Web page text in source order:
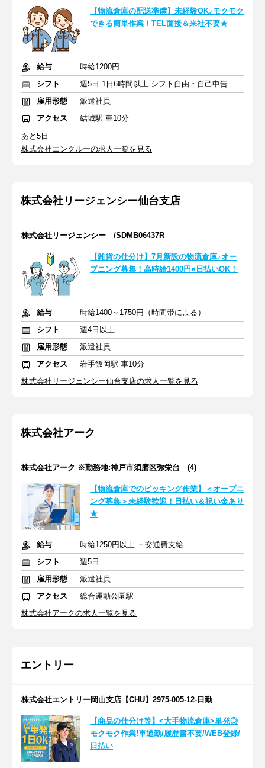
【物流倉庫の配送準備】未経験OK♪モクモク
できる簡単作業！TEL面接＆来社不要★
給与
時給1200円
シフト
週5日 1日6時間以上 シフト自由・自己申告
雇用形態
派遣社員
アクセス
結城駅 車10分
あと5日
株式会社エンクルーの求人一覧を見る
株式会社リージェンシー仙台支店
株式会社リージェンシー /SDMB06437R
【雑貨の仕分け】7月新設の物流倉庫♪オー
プニング募集！高時給1400円×日払いOK！
給与
時給1400～1750円（時間帯による）
シフト
週4日以上
雇用形態
派遣社員
アクセス
岩手飯岡駅 車10分
株式会社リージェンシー仙台支店の求人一覧を見る
株式会社アーク
株式会社アーク ※勤務地:神戸市須磨区弥栄台 (4)
【物流倉庫でのピッキング作業】＜オープニ
ング募集＞未経験歓迎！日払い＆祝い金あり
★
給与
時給1250円以上 ＋交通費支給
シフト
週5日
雇用形態
派遣社員
アクセス
総合運動公園駅
株式会社アークの求人一覧を見る
エントリー
株式会社エントリー岡山支店【CHU】2975-005-12-日勤
【商品の仕分け等】<大手物流倉庫>単発◎
モクモク作業!車通勤/履歴書不要/WEB登録/
日払い